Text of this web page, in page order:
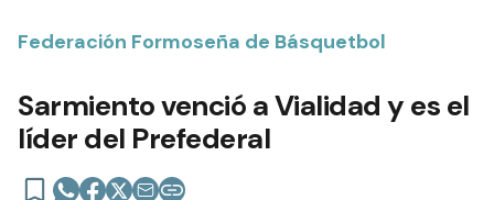
Federación Formoseña de Básquetbol
Sarmiento venció a Vialidad y es el
líder del Prefederal